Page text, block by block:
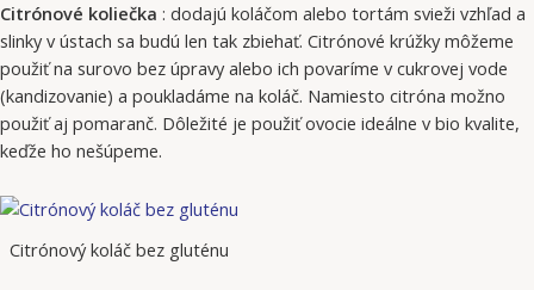
Citrónové koliečka : dodajú koláčom alebo tortám svieži vzhľad a
slinky v ústach sa budú len tak zbiehať. Citrónové krúžky môžeme
použiť na surovo bez úpravy alebo ich povaríme v cukrovej vode
(kandizovanie) a poukladáme na koláč. Namiesto citróna možno
použiť aj pomaranč. Dôležité je použiť ovocie ideálne v bio kvalite,
keďže ho nešúpeme.
Citrónový koláč bez gluténu